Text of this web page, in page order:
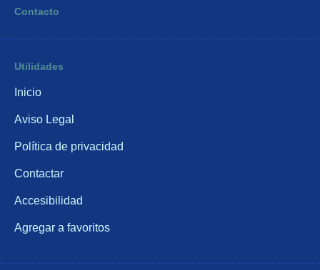
Contacto
Utilidades
Inicio
Aviso Legal
Política de privacidad
Contactar
Accesibilidad
Agregar a favoritos